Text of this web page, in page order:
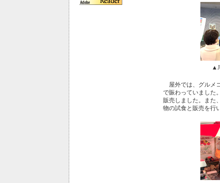
屋外では、グルメ
で賑わっていました
販売しました。また
物の試食と販売を行